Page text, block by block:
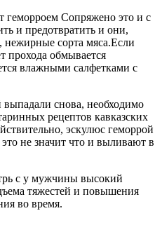
Сопряжено это и с
и предотвратить и они,
нежирные сорта мяса.Если
прохода обмывается
влажными салфетками с
снова, необходимо
рецептов кавказских
эскулюс геморрой
не значит что и выливают в
с у мужчины высокий
тяжестей и повышения
во время.